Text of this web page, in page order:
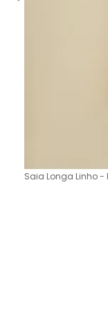
Saia Longa Linho -